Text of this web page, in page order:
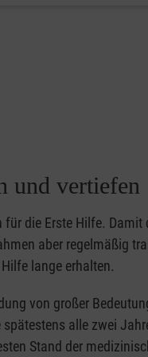
und vertiefen
für die Erste Hilfe.
aber regelmäßig
lange erhalten.
von großer
alle zwei
Stand der